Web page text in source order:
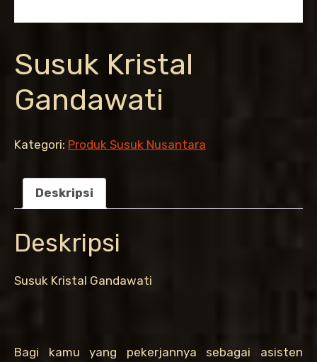
Susuk Kristal
Gandawati
Kategori: Produk Susuk Nusantara
Deskripsi
Deskripsi
Susuk Kristal Gandawati
Bagi kamu yang pekerjannya sebagai asisten